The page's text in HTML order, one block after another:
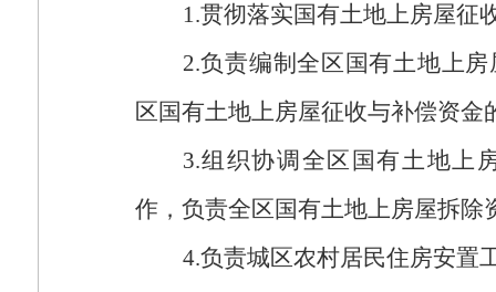
1.贯彻落实国有土地上房屋征
2.负责编制全区国有土地上
区国有土地上房屋征收与补偿资金
3.组织协调全区国有土地上
作，负责全区国有土地上房屋拆除
4.负责城区农村居民住房安置